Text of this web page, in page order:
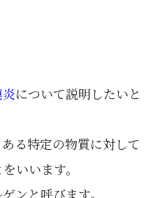
について説明したいと
る特定の物質に対して
いいます。
ンと呼びます。